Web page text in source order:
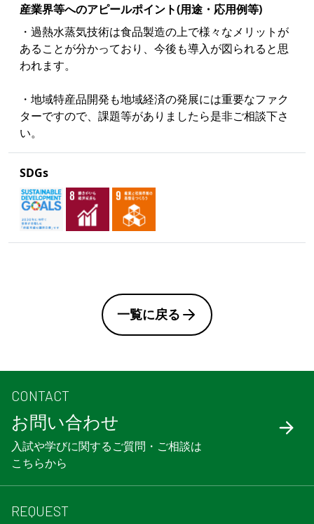
産業界等へのアピールポイント(用途・応用例等)
・過熱水蒸気技術は食品製造の上で様々なメリットが
あることが分かっており、今後も導入が図られると思
われます。
・地域特産品開発も地域経済の発展には重要なファク
ターですので、課題等がありましたら是非ご相談下さ
い。
SDGs
一覧に戻る
CONTACT
お問い合わせ
入試や学びに関するご質問・ご相談は
こちらから
REQUEST